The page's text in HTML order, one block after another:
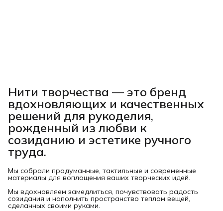
Нити творчества — это бренд
вдохновляющих и качественных
решений для рукоделия,
рожденный из любви к
созиданию и эстетике ручного
труда.
Мы собрали продуманные, тактильные и современные
материалы для воплощения ваших творческих идей.
Мы вдохновляем замедлиться, почувствовать радость
созидания и наполнить пространство теплом вещей,
сделанных своими руками.